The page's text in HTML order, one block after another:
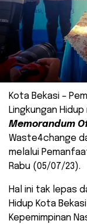
Kota Bekasi –
Lingkungan
Memorandum
Waste4change
melalui
Rabu (05/07/23).
Hal ini tak lepas
Hidup Kota
Kepemimpinan